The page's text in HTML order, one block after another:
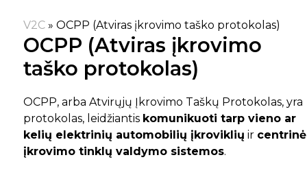
V2C » OCPP (Atviras įkrovimo taško protokolas)
OCPP (Atviras įkrovimo
taško protokolas)
OCPP, arba Atvirųjų Įkrovimo Taškų Protokolas, yra
protokolas, leidžiantis komunikuoti tarp vieno ar
kelių elektrinių automobilių įkroviklių ir
įkrovimo tinklų valdymo sistemos.